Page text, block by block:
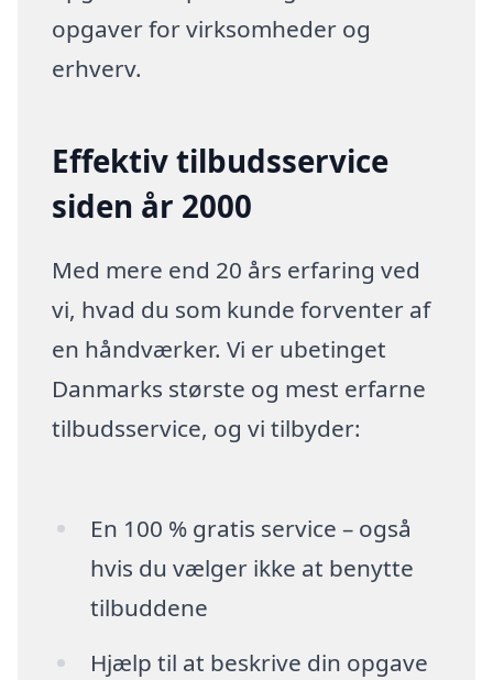
opgaver for virksomheder og
erhverv.
Effektiv tilbudsservice
siden år 2000
Med mere end 20 års erfaring ved
vi, hvad du som kunde forventer af
en håndværker. Vi er ubetinget
Danmarks største og mest erfarne
tilbudsservice, og vi tilbyder:
En 100 % gratis service – også
hvis du vælger ikke at benytte
tilbuddene
Hjælp til at beskrive din opgave